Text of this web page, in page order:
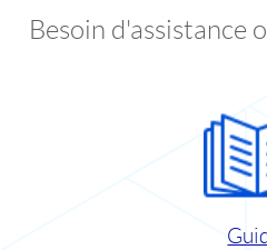
Besoin d'assistance